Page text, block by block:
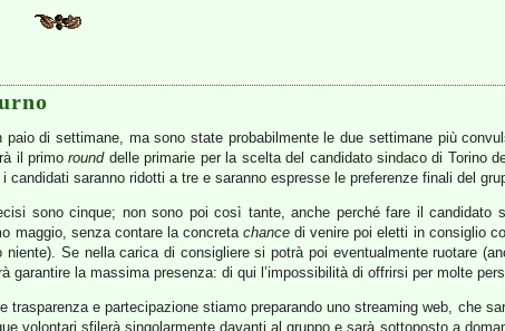
di settimane, ma sono state probabilmente le due settimane più
il primorounddelle primarie per la scelta del candidato sindaco di Torino
i candidati saranno ridotti a tre e saranno espresse le preferenze finali del
sono cinque; non sono poi così tante, anche perché fare il candidato
maggio, senza contare la concreta chance di venire poi eletti in consiglio
Se nella carica di consigliere si potrà poi eventualmente ruotare
la massima presenza: di qui l’impossibilità di offrirsi per molte
e partecipazione stiamo preparando uno streaming web, che
volontari sfilerà singolarmente davanti al gruppo e sarà sottoposto a